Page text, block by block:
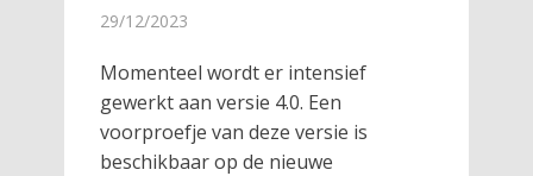
29/12/2023
Momenteel wordt er intensief
gewerkt aan versie 4.0. Een
voorproefje van deze versie is
beschikbaar op de nieuwe